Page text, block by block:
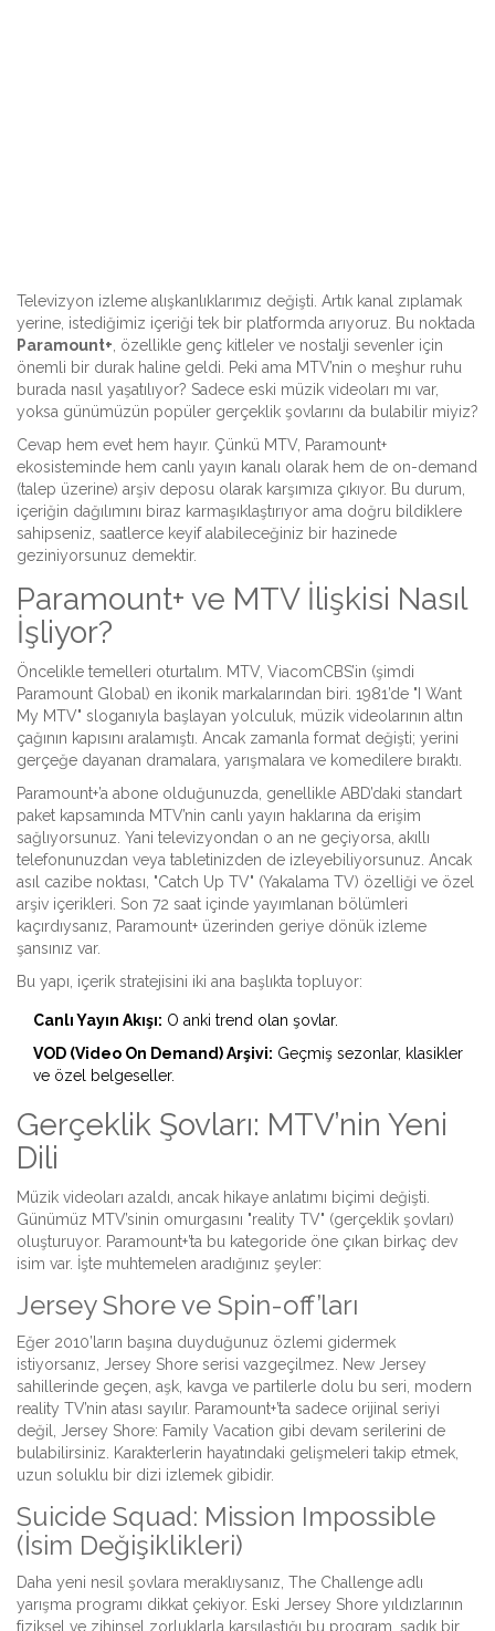
Televizyon izleme alışkanlıklarımız değişti. Artık kanal zıplamak
yerine, istediğimiz içeriği tek bir platformda arıyoruz. Bu noktada
Paramount+ , özellikle genç kitleler ve nostalji sevenler için
önemli bir durak haline geldi. Peki ama MTV’nin o meşhur ruhu
burada nasıl yaşatılıyor? Sadece eski müzik videoları mı var,
yoksa günümüzün popüler gerçeklik şovlarını da bulabilir miyiz?
Cevap hem evet hem hayır. Çünkü MTV, Paramount+
ekosisteminde hem canlı yayın kanalı olarak hem de on-demand
(talep üzerine) arşiv deposu olarak karşımıza çıkıyor. Bu durum,
içeriğin dağılımını biraz karmaşıklaştırıyor ama doğru bildiklere
sahipseniz, saatlerce keyif alabileceğiniz bir hazinede
geziniyorsunuz demektir.
Paramount+ ve MTV İlişkisi Nasıl
İşliyor?
Öncelikle temelleri oturtalım. MTV , ViacomCBS’in (şimdi
Paramount Global ) en ikonik markalarından biri. 1981’de "I Want
My MTV" sloganıyla başlayan yolculuk, müzik videolarının altın
çağının kapısını aralamıştı. Ancak zamanla format değişti; yerini
gerçeğe dayanan dramalara, yarışmalara ve komedilere bıraktı.
Paramount+’a abone olduğunuzda, genellikle ABD’daki standart
paket kapsamında MTV’nin canlı yayın haklarına da erişim
sağlıyorsunuz. Yani televizyondan o an ne geçiyorsa, akıllı
telefonunuzdan veya tabletinizden de izleyebiliyorsunuz. Ancak
asıl cazibe noktası, "Catch Up TV" (Yakalama TV) özelliği ve özel
arşiv içerikleri. Son 72 saat içinde yayımlanan bölümleri
kaçırdıysanız, Paramount+ üzerinden geriye dönük izleme
şansınız var.
Bu yapı, içerik stratejisini iki ana başlıkta topluyor:
Canlı Yayın Akışı: O anki trend olan şovlar.
VOD (Video On Demand) Arşivi: Geçmiş sezonlar, klasikler
ve özel belgeseller.
Gerçeklik Şovları: MTV’nin Yeni
Dili
Müzik videoları azaldı, ancak hikaye anlatımı biçimi değişti.
Günümüz MTV’sinin omurgasını "reality TV" (gerçeklik şovları)
oluşturuyor. Paramount+’ta bu kategoride öne çıkan birkaç dev
isim var. İşte muhtemelen aradığınız şeyler:
Jersey Shore ve Spin-off’ları
Eğer 2010’ların başına duyduğunuz özlemi gidermek
istiyorsanız, Jersey Shore serisi vazgeçilmez. New Jersey
sahillerinde geçen, aşk, kavga ve partilerle dolu bu seri, modern
reality TV’nin atası sayılır. Paramount+’ta sadece orijinal seriyi
değil, Jersey Shore: Family Vacation gibi devam serilerini de
bulabilirsiniz. Karakterlerin hayatındaki gelişmeleri takip etmek,
uzun soluklu bir dizi izlemek gibidir.
Suicide Squad: Mission Impossible
(İsim Değişiklikleri)
Daha yeni nesil şovlara meraklıysanız, The Challenge adlı
yarışma programı dikkat çekiyor. Eski Jersey Shore yıldızlarının
fiziksel ve zihinsel zorluklarla karşılaştığı bu program, sadık bir